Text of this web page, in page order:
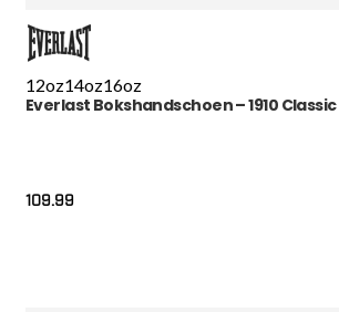
12oz14oz16oz
Everlast Bokshandschoen – 1910
109.99